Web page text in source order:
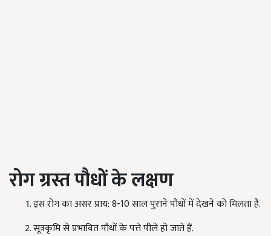
रोग ग्रस्त पौधों के लक्षण
इस रोग का असर प्राय: 8-10 साल पुराने पौधों में देखने को मिलता है.
सूत्रकृमि से प्रभावित पौधों के पत्ते पीले हो जाते हैं.